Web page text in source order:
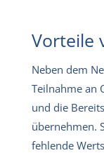
Vorteile
Neben dem
Teilnahme an
und die
übernehmen.
fehlende